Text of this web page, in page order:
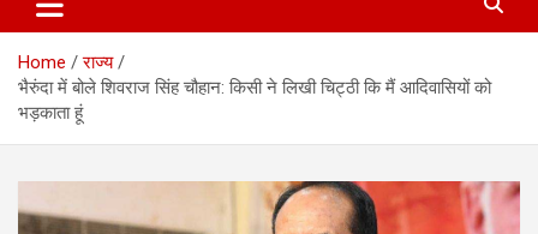
Home
राज्य
भैरुंदा में बोले शिवराज सिंह चौहान: किसी ने लिखी चिट्ठी कि मैं आदिवासियों को
भड़काता हूं